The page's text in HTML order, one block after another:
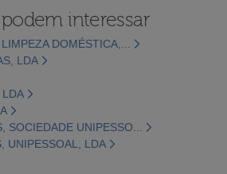
interessar
DOMÉSTICA,...
LDA
LDA
UNIPESSO...
UNIPESSOAL, LDA